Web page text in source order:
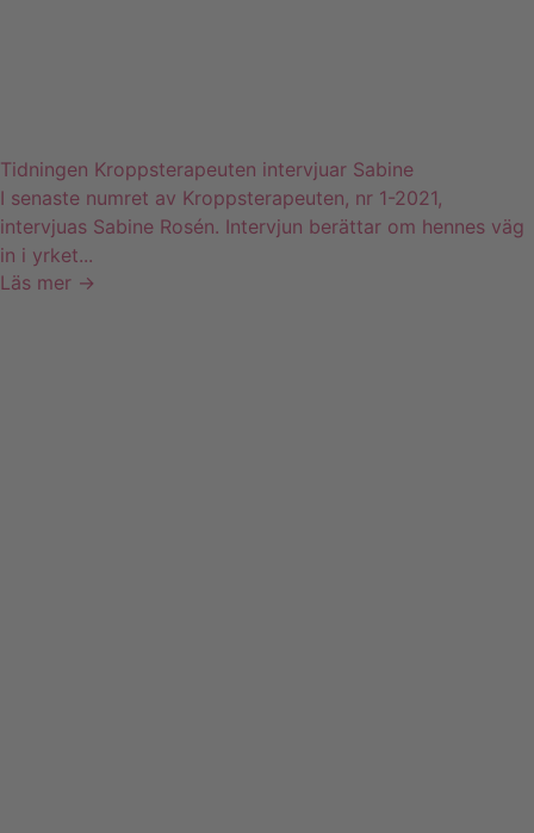
Tidningen Kroppsterapeuten intervjuar Sabine
I senaste numret av Kroppsterapeuten, nr 1-2021,
intervjuas Sabine Rosén. Intervjun berättar om hennes väg
in i yrket...
Läs mer →